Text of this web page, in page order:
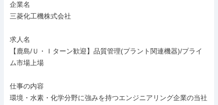
企業名
三菱化工機株式会社
求人名
【鹿島/Ｕ・Ｉターン歓迎】品質管理(プラント関連機器)/プライ
ム市場上場
仕事の内容
環境・水素・化学分野に強みを持つエンジニアリング企業の当社